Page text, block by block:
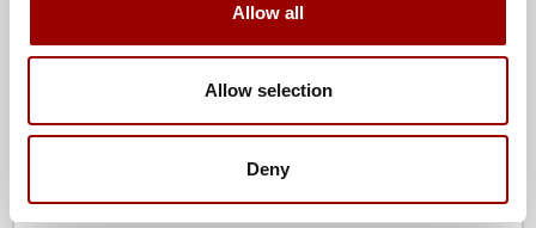
Allow all
Allow selection
Deny
Nachricht